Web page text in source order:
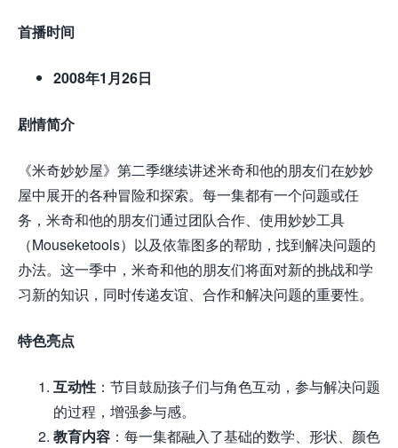
首播时间
2008年1月26日
剧情简介
《米奇妙妙屋》第二季继续讲述米奇和他的朋友们在妙妙
屋中展开的各种冒险和探索。每一集都有一个问题或任
务，米奇和他的朋友们通过团队合作、使用妙妙工具
（Mouseketools）以及依靠图多的帮助，找到解决问题的
办法。这一季中，米奇和他的朋友们将面对新的挑战和学
习新的知识，同时传递友谊、合作和解决问题的重要性。
特色亮点
互动性 ：节目鼓励孩子们与角色互动，参与解决问题
的过程，增强参与感。
教育内容 ：每一集都融入了基础的数学、形状、颜色